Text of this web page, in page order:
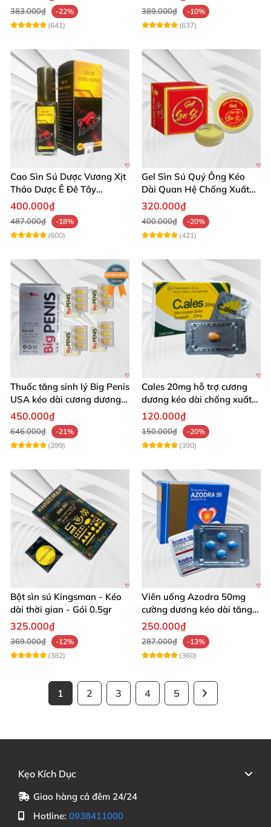
383.000₫
-22%
(641)
389.000₫
-10%
(637)
Cao Sìn Sú Dược Vương Xịt
Thảo Dược Ê Đê Tây
Nguyên Hỗ Trợ Xuất Tinh
400.000₫
487.000₫
-18%
(600)
Gel Sìn Sú Quý Ông Kéo
Dài Quan Hệ Chống Xuất
Tinh Sớm
320.000₫
400.000₫
-20%
(421)
Thuốc tăng sinh lý Big Penis
USA kéo dài cương dương
chống xuất tinh sớm
450.000₫
646.000₫
-21%
(399)
Cales 20mg hỗ trợ cương
dương kéo dài chống xuất
tinh sớm thành phần
120.000₫
150.000₫
-20%
(390)
Bột sìn sú Kingsman - Kéo
dài thời gian - Gói 0.5gr
325.000₫
369.000₫
-12%
(382)
Viên uống Azodra 50mg
cường dương kéo dài tăng
sinh lý nam
250.000₫
287.000₫
-13%
(360)
1 2 3 4 5
Kẹo Kích Dục
Giao hàng cả đêm 24/24
Hotline: 0938411000